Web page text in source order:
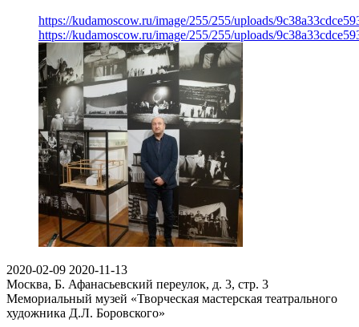
https://kudamoscow.ru/image/255/255/uploads/
https://kudamoscow.ru/image/255/255/uploads/
2020-02-09 2020-11-13
Москва, Б. Афанасьевский переулок, д. 3, стр. 3
Мемориальный музей «Творческая мастерская театрального
художника Д.Л. Боровского»